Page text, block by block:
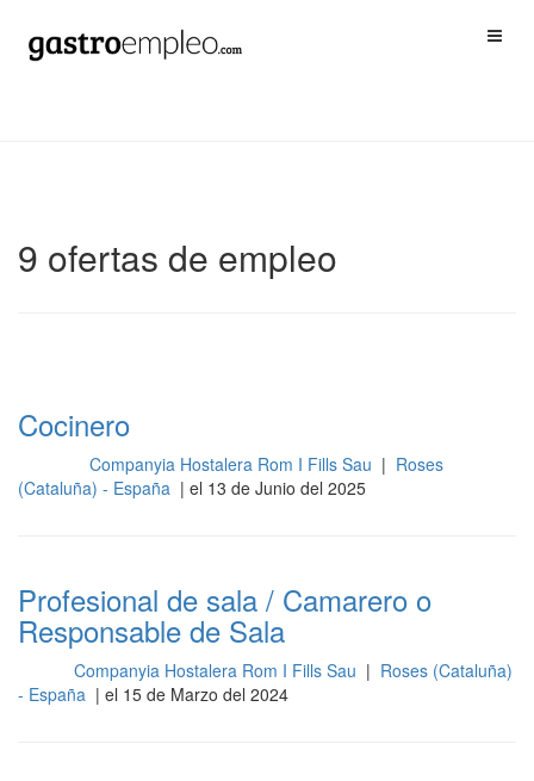
9 ofertas de empleo
Cocinero
Companyia Hostalera Rom I Fills Sau | Roses
(Cataluña) - España | el 13 de Junio del 2025
Profesional de sala / Camarero o
Responsable de Sala
Companyia Hostalera Rom I Fills Sau | Roses (Cataluña)
- España | el 15 de Marzo del 2024